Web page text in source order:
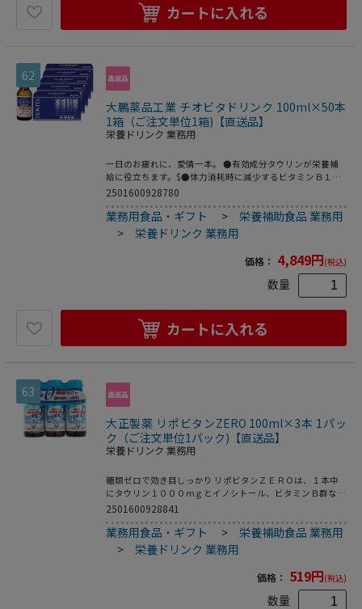
カートに入れる
62
大鵬薬品工業 チオビタドリンク 100ml×50本
1箱（ご注文単位1箱)【直送品】
栄養ドリンク 業務用
一日のお疲れに、愛情一本。 ●有効成分タウリンが栄養補
給に役立ちます。$●体力消耗時に減少するビタミンＢ１な
ど、ビタミンＢ群の補給に。$●カルニチン塩化物を配合。
国：日本商品区分：医薬部外品メーカー：大鵬薬品工業株式
会社※メーカーの都合により、パッケージ・仕様等は予告な
く変更になる場合がございます。
2501600928780
業務用食品・ギフト > 栄養補助食品 業務用
> 栄養ドリンク 業務用
価格： 4,849円(税込)
数量
カートに入れる
63
大正製薬 リポビタンZERO 100ml×3本 1パッ
ク（ご注文単位1パック)【直送品】
栄養ドリンク 業務用
糖類ゼロで効き目しっかり リポビタンＺＥＲＯは、１本中
にタウリン１０００ｍｇとイノシトール、ビタミンＢ群など
を配合した１００ｍＬドリンク剤です。糖類ゼロで１本あた
ん張りしたい時や、元気が欲しい時に、カロリーが気になる
方におすすめです。甘さ控えめですっきりしたのみ心地で
す。 ●内容量：１００ｍｌ●指定医薬部外品●注文単位：
１パック（３本）生産国：日本商品区分：医薬部外品メーカ
ー：大正製薬株式会社0※メーカーの都合により、パッケー
ジ・仕様等は予告なく変更になる場合がございます。
2501600928841
業務用食品・ギフト > 栄養補助食品 業務用
> 栄養ドリンク 業務用
価格： 519円(税込)
数量